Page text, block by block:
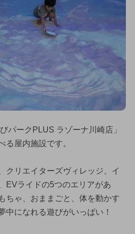
パークPLUS ラゾーナ川崎店」
る屋内施設です。
クリエイターズヴィレッジ、イ
EVライドの5つのエリアがあ
ちゃ、おままごと、体を動かす
中になれる遊びがいっぱい！